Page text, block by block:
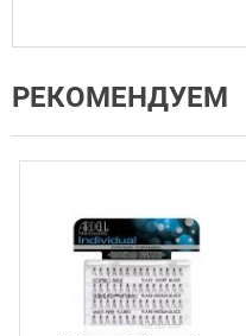
РЕКОМЕНДУЕМ